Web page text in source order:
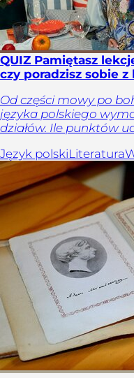
QUIZ Pamiętasz
czy poradzisz sobie
Od części mowy po
języka polskiego
działów. Ile punktów
Język polskiLiteratura